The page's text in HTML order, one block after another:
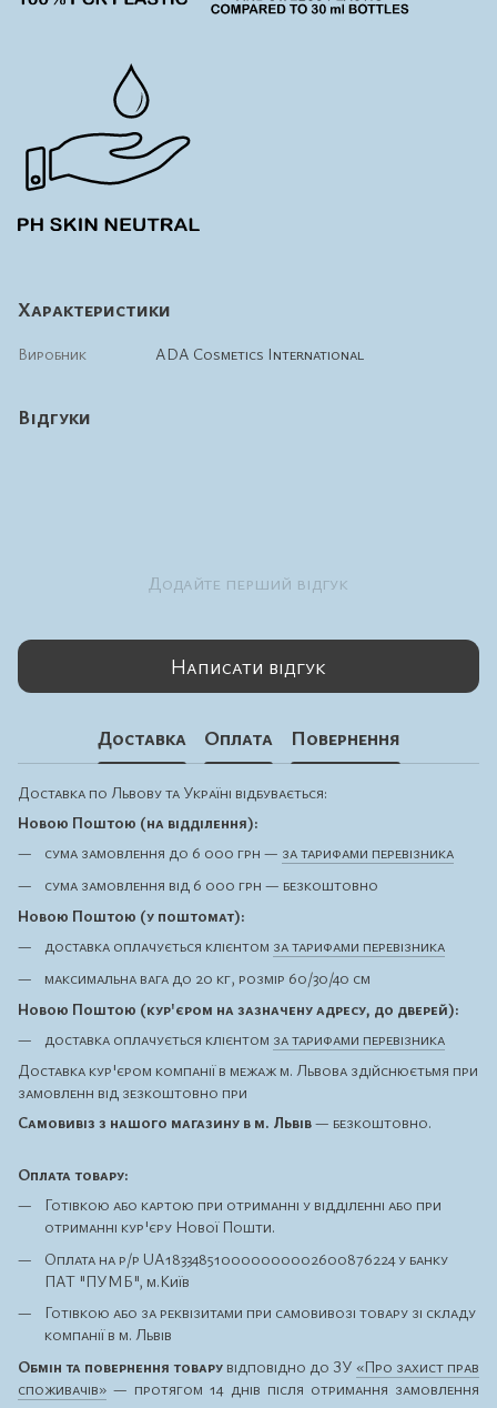
Характеристики
Виробник ADA Cosmetics International
Відгуки
Додайте перший відгук
Написати відгук
Доставка Оплата Повернення
Доставка по Львову та Україні відбувається:
Новою Поштою (на відділення):
сума замовлення до 6 000 грн — за тарифами перевізника
сума замовлення від 6 000 грн — безкоштовно
Новою Поштою (у поштомат):
доставка оплачується клієнтом за тарифами перевізника
максимальна вага до 20 кг, розмір 60/30/40 см
Новою Поштою (кур'єром на зазначену адресу, до дверей):
доставка оплачується клієнтом за тарифами перевізника
Доставка кур'єром компанії в межаж м. Львова здійснюєтьмя при
замовленн від зезкоштовно при
Самовивіз з нашого магазину в м. Львів— безкоштовно.
Оплата товару:
Готівкою або картою при отриманні у відділенні або при
отриманні кур'єру Нової Пошти.
Оплата на р/р UA183348510000000002600876224 у банку
ПАТ "ПУМБ", м.Київ
Готівкою або за реквізитами при самовивозі товару зі складу
компанії в м. Львів
Обмін та повернення товару відповідно до ЗУ «Про захист прав
споживачів» — протягом 14 днів після отримання замовлення